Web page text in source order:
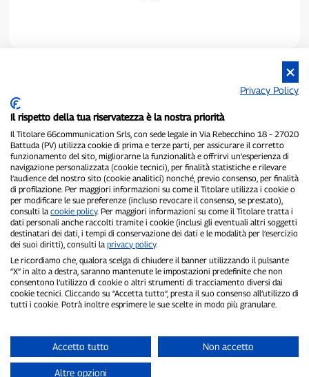
P300.it è una Testata Giornalistica indipendente
Registrazione numero 1/2021 del 1/2/2021 - Tribunale di Pavia
Proprietario ed editore:66communication Srls- P.IVA
02798890188
Direttore Responsabile:Alessandro Secchi- Vicedirettore:Federico
Benedusi
Privacy Policy-
"Se è successo davvero, lo trovi su P300.it"
Copyright © P300.it 2012-2026
Privacy Policy
Il rispetto della tua riservatezza è la nostra priorità
Il Titolare 66communication Srls, con sede legale in Via Rebecchino 18 – 27020
Battuda (PV) utilizza cookie di prima e terze parti, per assicurare il corretto
funzionamento del sito, migliorarne la funzionalità e offrirvi un’esperienza di
navigazione personalizzata (cookie tecnici), per finalità statistiche e rilevare
l’audience del nostro sito (cookie analitici) nonché, previo consenso, per finalità
di profilazione. Per maggiori informazioni su come il Titolare utilizza i cookie o
per modificare le sue preferenze (incluso revocare il consenso, se prestato),
consulti la cookie policy. Per maggiori informazioni su come il Titolare tratta i
dati personali anche raccolti tramite i cookie (inclusi gli eventuali altri soggetti
destinatari dei dati, i tempi di conservazione dei dati e le modalità per l’esercizio
dei suoi diritti), consulti la privacy policy.
Le ricordiamo che, qualora scelga di chiudere il banner utilizzando il pulsante
“X” in alto a destra, saranno mantenute le impostazioni predefinite che non
consentono l’utilizzo di cookie o altri strumenti di tracciamento diversi dai
cookie tecnici. Cliccando su “Accetta tutto”, presta il suo consenso all’utilizzo di
tutti i cookie. Potrà inoltre esprimere le sue scelte in modo più granulare.
Accetto tutto Non accetto
Altre opzioni